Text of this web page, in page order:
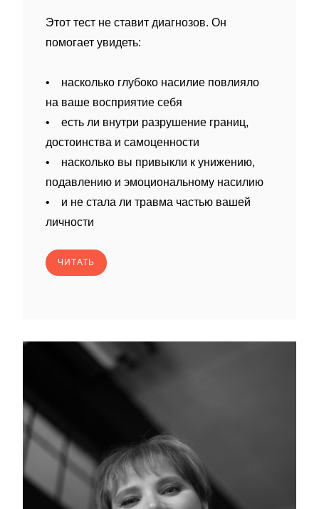
Этот тест не ставит диагнозов. Он
помогает увидеть:
• насколько глубоко насилие повлияло
на ваше восприятие себя
• есть ли внутри разрушение границ,
достоинства и самоценности
• насколько вы привыкли к унижению,
подавлению и эмоциональному насилию
• и не стала ли травма частью вашей
личности
ЧИТАТЬ